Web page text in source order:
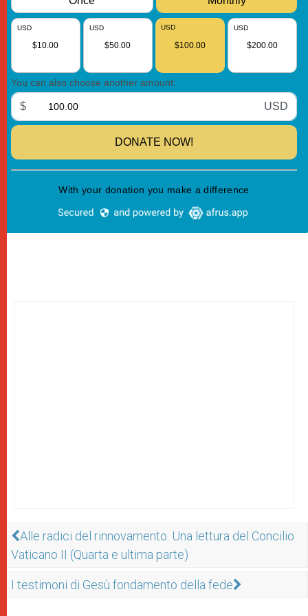
Alle radici del rinnovamento. Una lettura del Concilio
Vaticano II (Quarta e ultima parte)
I testimoni di Gesù fondamento della fede